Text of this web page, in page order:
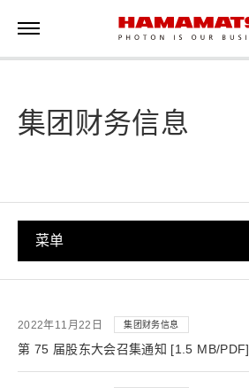
集团财务信息
菜单
2022年11月22日 集团财务信息
第 75 届股东大会召集通知 [1.5 MB/PDF]